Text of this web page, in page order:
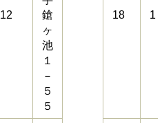
12
鎗
ヶ
池
１
－
５
５
18 1